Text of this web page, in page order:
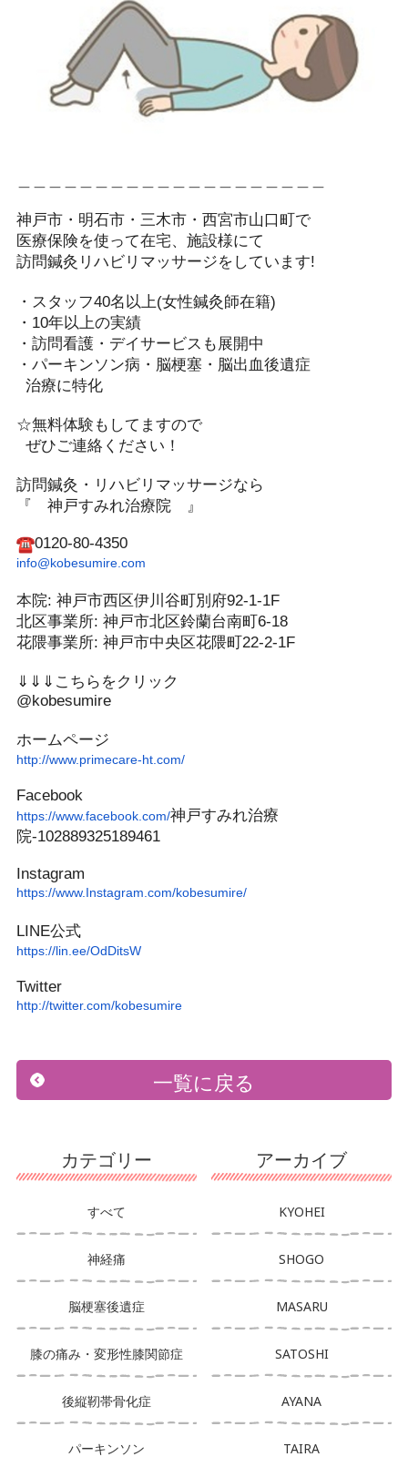
カテゴリー
すべて
神経痛
脳梗塞後遺症
膝の痛み・変形性膝関節症
後縦靭帯骨化症
パーキンソン
アーカイブ
KYOHEI
SHOGO
MASARU
SATOSHI
AYANA
TAIRA
神戸市・明石市・三木市・西宮市山口町で
医療保険を使って在宅、施設様にて
訪問鍼灸リハビリマッサージをしています!️
・スタッフ40名以上(女性鍼灸師在籍)
・10年以上の実績
・訪問看護・デイサービスも展開中
・パーキンソン病・脳梗塞・脳出血後遺症
治療に特化
☆無料体験もしてますので
ぜひご連絡ください！️
訪問鍼灸・リハビリマッサージなら
『 神戸すみれ治療院 』
0120-80-4350
info@kobesumire.com
本院: 神戸市西区伊川谷町別府92-1-1F
北区事業所: 神戸市北区鈴蘭台南町6-18
花隈事業所: 神戸市中央区花隈町22-2-1F
⇓⇓⇓こちらをクリック
@kobesumire
ホームページ
http://www.primecare-ht.com/
Facebook
https://www.facebook.com/神戸すみれ治療
院-102889325189461
Instagram
https://www.Instagram.com/kobesumire/
LINE公式
https://lin.ee/OdDitsW
Twitter
http://twitter.com/kobesumire
一覧に戻る